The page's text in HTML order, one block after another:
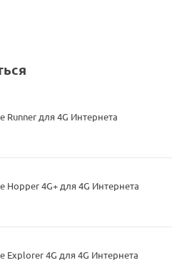
Runner для 4G Интернета
Hopper 4G+ для 4G Интернета
Explorer 4G для 4G Интернета